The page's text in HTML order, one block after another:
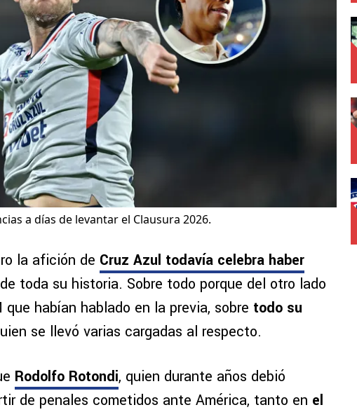
a días de levantar el Clausura 2026.
la afición de Cruz Azul todavía celebra haber
toda su historia. Sobre todo porque del otro lado
habían hablado en la previa, sobre todo su
se llevó varias cargadas al respecto.
Rodolfo Rotondi, quien durante años debió
de penales cometidos ante América, tanto en el